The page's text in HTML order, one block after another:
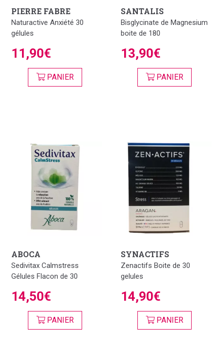
PIERRE FABRE
Naturactive Anxiété 30
gélules
11,90€
PANIER
SANTALIS
Bisglycinate de Magnesium
boite de 180
13,90€
PANIER
ABOCA
Sedivitax Calmstress
Gélules Flacon de 30
14,50€
PANIER
SYNACTIFS
Zenactifs Boite de 30
gelules
14,90€
PANIER